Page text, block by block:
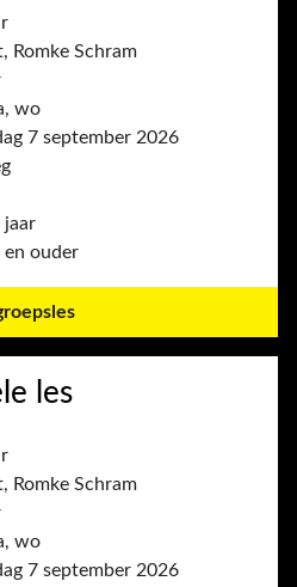
Romke Schram
wo
7 september 2026
jaar
en ouder
les
Romke Schram
wo
7 september 2026